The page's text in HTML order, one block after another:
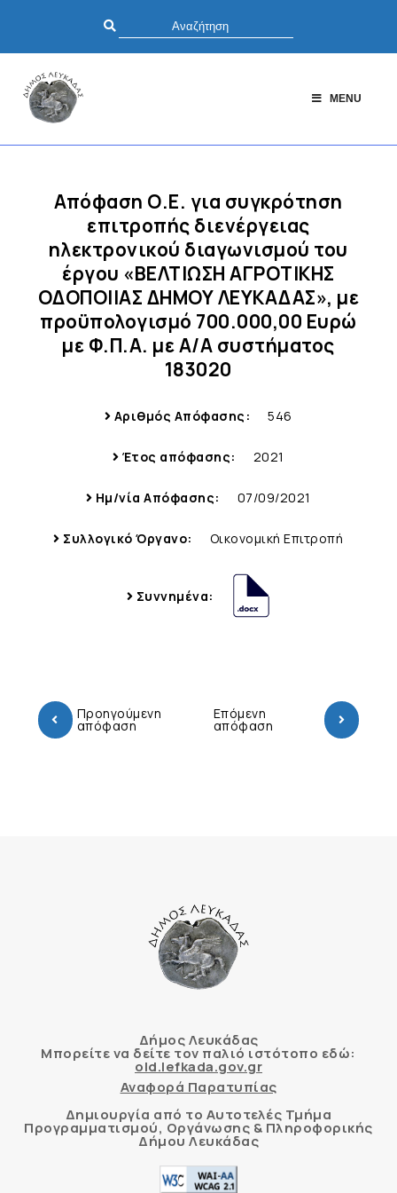
MENU
Απόφαση Ο.Ε. για συγκρότηση
επιτροπής διενέργειας
ηλεκτρονικού διαγωνισμού του
έργου «ΒΕΛΤΙΩΣΗ ΑΓΡΟΤΙΚΗΣ
ΟΔΟΠΟΙΙΑΣ ΔΗΜΟΥ ΛΕΥΚΑΔΑΣ», με
προϋπολογισμό 700.000,00 Ευρώ
με Φ.Π.Α. με Α/Α συστήματος
183020
Αριθμός Απόφασης: 546
Έτος απόφασης: 2021
Ημ/νία Απόφασης: 07/09/2021
Συλλογικό Όργανο: Οικονομική Επιτροπή
Συννημένα:
Προηγούμενη
απόφαση
Επόμενη
απόφαση
Δήμος Λευκάδας
Μπορείτε να δείτε τον παλιό ιστότοπο εδώ:
old.lefkada.gov.gr
Αναφορά Παρατυπίας
Δημιουργία από το Αυτοτελές Τμήμα
Προγραμματισμού, Οργάνωσης & Πληροφορικής
Δήμου Λευκάδας